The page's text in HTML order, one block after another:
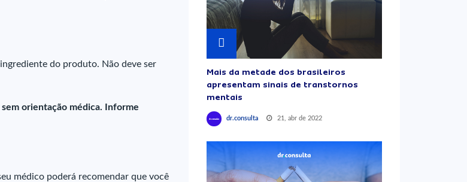
do produto. Não deve ser
orientação médica. Informe
médico poderá recomendar que você
Mais da metade dos brasileiros
apresentam sinais de transtornos
mentais
dr.consulta 21, abr de 2022